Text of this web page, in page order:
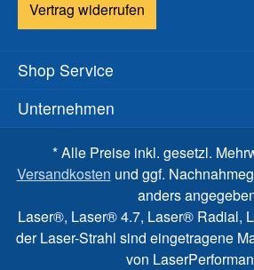
Vertrag widerrufen
Shop Service
Unternehmen
* Alle Preise inkl. gesetzl.
Versandkosten und ggf.
anders
Laser®, Laser® 4.7, Laser® Radial,
der Laser-Strahl sind eingetragene
von